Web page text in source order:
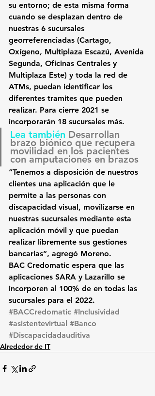
su entorno; de esta misma forma
cuando se desplazan dentro de
nuestras 6 sucursales
georreferenciadas (Cartago,
Oxígeno, Multiplaza Escazú, Avenida
Segunda, Oficinas Centrales y
Multiplaza Este) y toda la red de
ATMs, puedan identificar los
diferentes tramites que pueden
realizar. Para cierre 2021 se
incorporarán 18 sucursales más.
Lea también Desarrollan
brazo biónico que recupera
movilidad en los pacientes
con amputaciones en brazos
“Tenemos a disposición de nuestros
clientes una aplicación que le
permite a las personas con
discapacidad visual, movilizarse en
nuestras sucursales mediante esta
aplicación móvil y que puedan
realizar libremente sus gestiones
bancarias”, agregó Moreno.
BAC Credomatic espera que las
aplicaciones SARA y Lazarillo se
incorporen al 100% de en todas las
sucursales para el 2022.
#BACCredomatic #Inclusividad
#asistentevirtual #Banco
#Discapacidadauditiva
Alrededor de IT